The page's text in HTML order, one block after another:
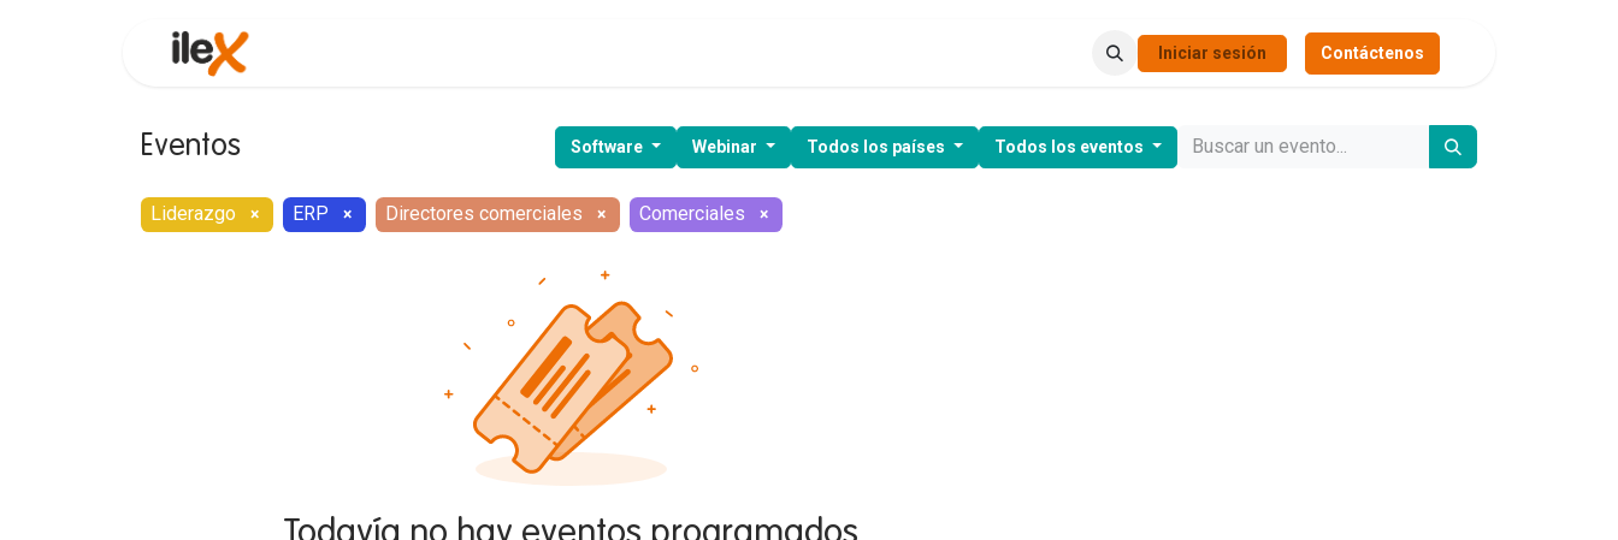
Iniciar sesión Contáctenos
Eventos Software Webinar Todos los países Todos los eventos
Liderazgo × ERP × Directores comerciales × Comerciales ×